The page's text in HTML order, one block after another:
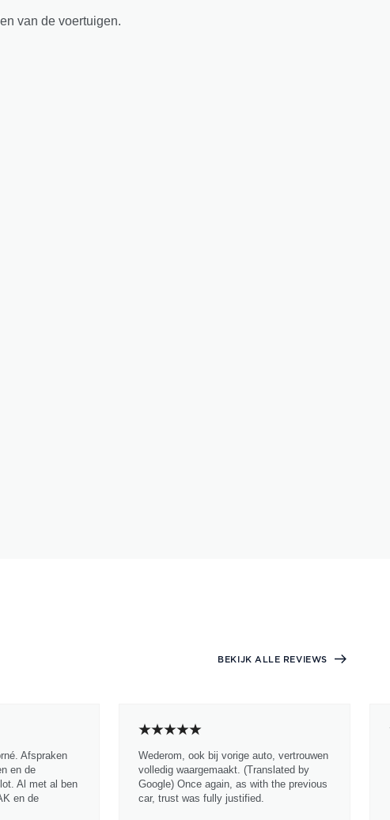
van de voertuigen.
BEKIJK ALLE REVIEWS
Afspraken
en de
Al met al ben
en de
Wederom, ook bij vorige auto, vertrouwen
volledig waargemaakt. (Translated by
Google) Once again, as with the previous
car, trust was fully justified.